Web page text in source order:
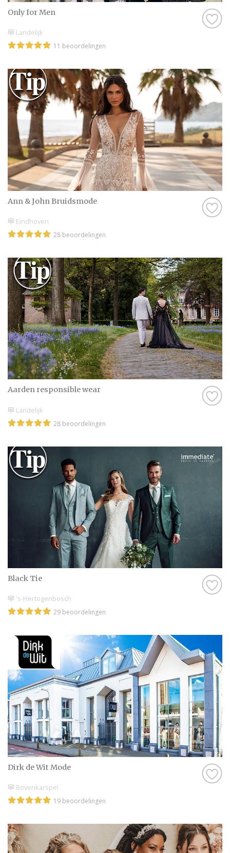
Only for Men
Landelijk
11 beoordelingen
Ann & John Bruidsmode
Eindhoven
28 beoordelingen
Aarden responsible wear
Landelijk
28 beoordelingen
Black Tie
's-Hertogenbosch
29 beoordelingen
Dirk de Wit Mode
Bovenkarspel
19 beoordelingen